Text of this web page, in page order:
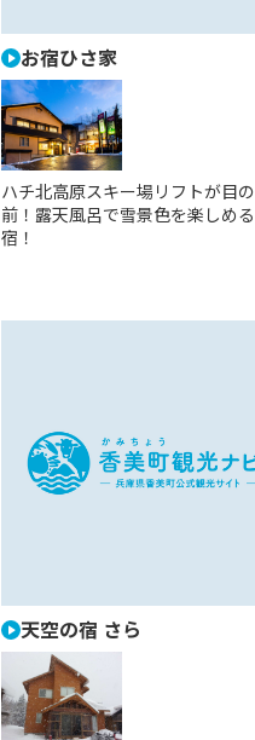
お宿ひさ家
ハチ北高原スキー場リフトが目の
前！露天風呂で雪景色を楽しめる
宿！
天空の宿 さら